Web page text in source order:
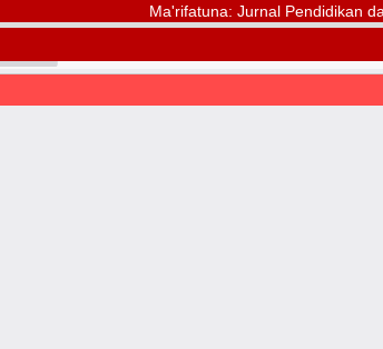
Ma'rifatuna: Jurnal Pendidikan